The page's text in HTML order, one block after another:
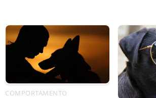
COMPORTAMENTO